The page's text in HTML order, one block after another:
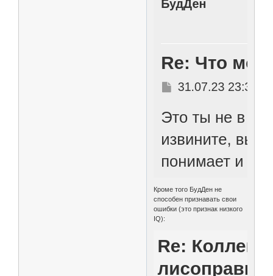
Кроме того БудДен не
способен признавать свои
ошибки (это признак низкого
IQ):